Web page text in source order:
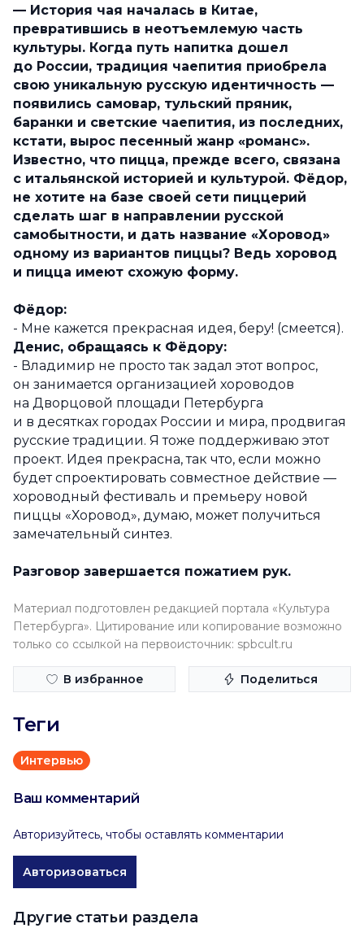
— История чая началась в Китае,
превратившись в неотъемлемую часть
культуры. Когда путь напитка дошел
до России, традиция чаепития приобрела
свою уникальную русскую идентичность —
появились самовар, тульский пряник,
баранки и светские чаепития, из последних,
кстати, вырос песенный жанр «романс».
Известно, что пицца, прежде всего, связана
с итальянской историей и культурой. Фёдор,
не хотите на базе своей сети пиццерий
сделать шаг в направлении русской
самобытности, и дать название «Хоровод»
одному из вариантов пиццы? Ведь хоровод
и пицца имеют схожую форму.
Фёдор:
- Мне кажется прекрасная идея, беру! (смеется).
Денис, обращаясь к Фёдору:
- Владимир не просто так задал этот вопрос,
он занимается организацией хороводов
на Дворцовой площади Петербурга
и в десятках городах России и мира, продвигая
русские традиции. Я тоже поддерживаю этот
проект. Идея прекрасна, так что, если можно
будет спроектировать совместное действие —
хороводный фестиваль и премьеру новой
пиццы «Хоровод», думаю, может получиться
замечательный синтез.
Разговор завершается пожатием рук.
Материал подготовлен редакцией портала «Культура
Петербурга». Цитирование или копирование возможно
только со ссылкой на первоисточник: spbcult.ru
В избранное Поделиться
Теги
Интервью
Ваш комментарий
Авторизуйтесь, чтобы оставлять комментарии
Авторизоваться
Другие статьи раздела